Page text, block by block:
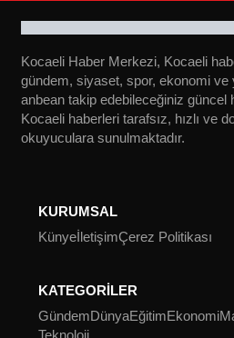
Kocaeli haberleri tarafsız, hızlı ve
okuyuculara sunulmaktadır.
KURUMSAL